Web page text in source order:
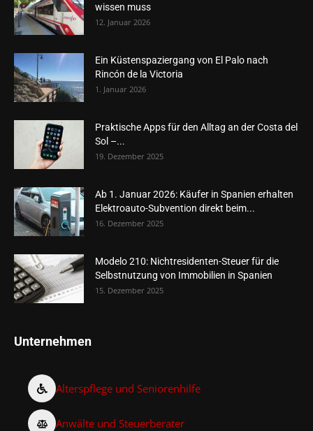
wissen muss
12. Januar 2026
Ein Küstenspaziergang von El Palo nach
Rincón de la Victoria
1. Januar 2026
Praktische Apps für den Alltag an der Costa del
Sol –...
19. Dezember 2025
Ab 1. Januar 2026: Käufer in Spanien erhalten
Elektroauto-Subvention direkt beim...
16. Dezember 2025
Modelo 210: Nichtresidenten-Steuer für die
Selbstnutzung von Immobilien in Spanien
15. Dezember 2025
Unternehmen
Alterspflege und Seniorenhilfe
Anwälte und Steuerberater